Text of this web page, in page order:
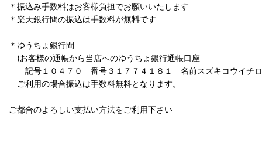
＊振込み手数料はお客様負担でお願いいたします
＊楽天銀行間の振込は手数料が無料です
＊ゆうちょ銀行間
(お客様の通帳から当店へのゆうちょ銀行通帳口座
記号１０４７０ 番号３１７７４１８１ 名前スズキコウイチ
ご利用の場合振込は手数料無料となります。
ご都合のよろしい支払い方法をご利用下さい